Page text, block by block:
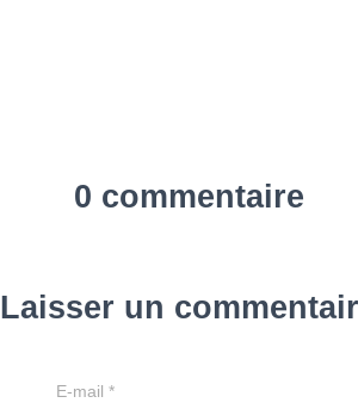
0 commentaire
Laisser un
E-mail*